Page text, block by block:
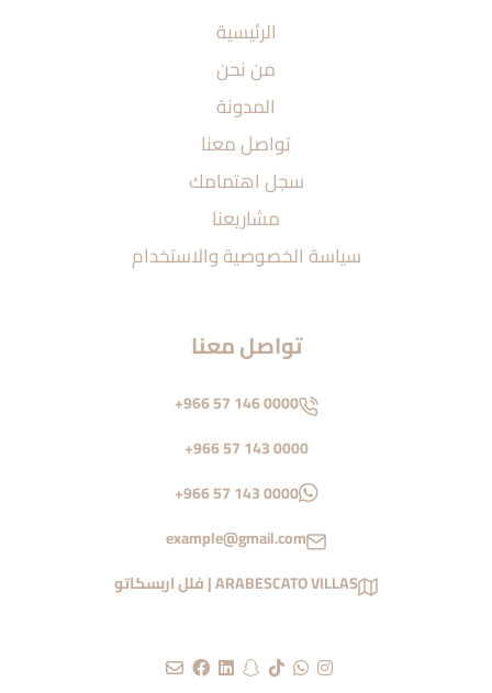
الرئيسية
من نحن
المدونة
تواصل معنا
سجل اهتمامك
مشاريعنا
سياسة الخصوصية والاستخدام
تواصل معنا
+966 57 146 0000
+966 57 143 0000
+966 57 143 0000
example@gmail.com
ARABESCATO VILLAS | فلل اربسكاتو